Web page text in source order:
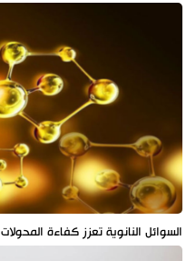
السوائل النانوية تعزز كفاءة المحولات